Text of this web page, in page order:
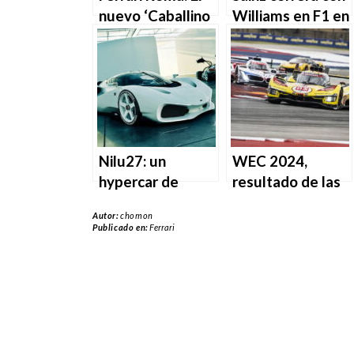
nuevo ‘Caballino
Rampante’
Williams en F1 en
2025.
Nilu27: un
hypercar de
WEC 2024,
resultado de las
Autor:chomon
Publicado en:Ferrari